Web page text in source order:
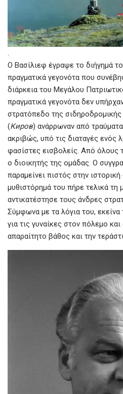
.
Ο Βασίλιεφ έγραψε το διήγημά
πραγματικά γεγονότα που
διάρκεια του Μεγάλου
πραγματικά γεγονότα δεν
στρατόπεδο της
(Киров) ανάρρωναν από
ακριβώς, υπό τις διαταγές ενός
φασίστες εισβολείς. Από όλους
ο διοικητής της ομάδας. Ο
παραμείνει πιστός στην
μυθιστόρημά του πήρε τελικά τη
αντικατέστησε τους άνδρες
Σύμφωνα με τα λόγια του, εκείνα
για τις γυναίκες στον πόλεμο
απαραίτητο βάθος και την